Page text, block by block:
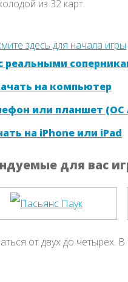
из 32 карт.
реальными
на компьютер
или планшет
на iPhone или iPad
для вас
от двух до четырех.